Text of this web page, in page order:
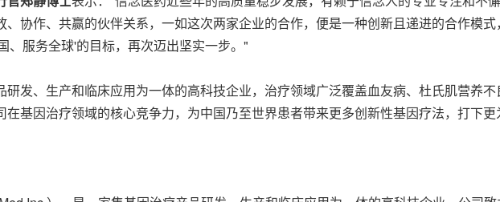
、协作、共赢的伙伴关系，一如这次两家企业的合作，便是一种创新且递进的合作模
、服务全球'的目标，再次迈出坚实一步。"
发、生产和临床应用为一体的高科技企业，治疗领域广泛覆盖血友病、杜氏肌营养
基因治疗领域的核心竞争力，为中国乃至世界患者带来更多创新性基因疗法，打下更